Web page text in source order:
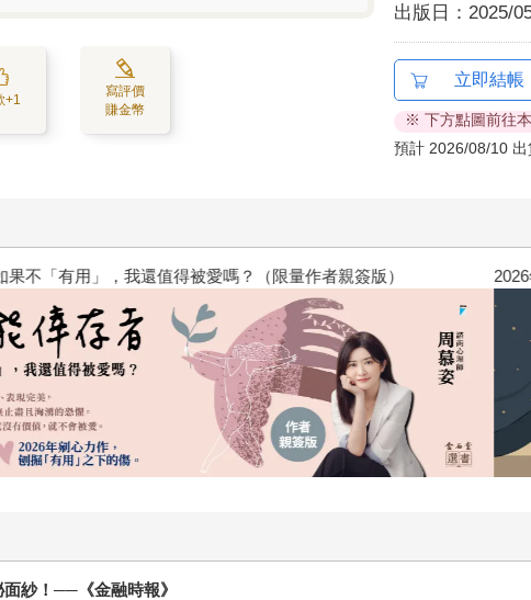
+1
寫評價
賺金幣
出版日： 2025/
立即結帳
※ 下方點圖前往
預計 2026/08/10 出
「有用」，我還值得被愛嗎？（限量作者親簽版） 2026年
紗！──《金融時報》